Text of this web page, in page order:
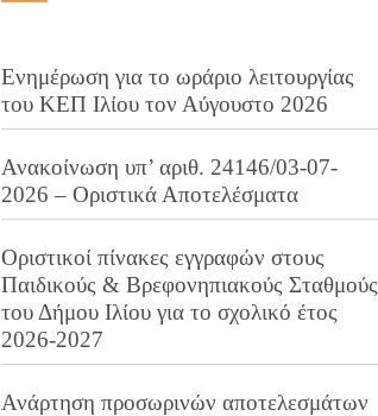
Ενημέρωση για το ωράριο λειτουργίας
του ΚΕΠ Ιλίου τον Αύγουστο 2026
Ανακοίνωση υπ’ αριθ. 24146/03-07-
2026 – Οριστικά Αποτελέσματα
Οριστικοί πίνακες εγγραφών στους
Παιδικούς & Βρεφονηπιακούς Σταθμούς
του Δήμου Ιλίου για το σχολικό έτος
2026-2027
Ανάρτηση προσωρινών αποτελεσμάτων